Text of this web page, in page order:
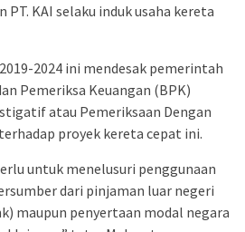
KAI selaku induk usaha kereta
2024 ini mendesak pemerintah
Pemeriksa Keuangan (BPK)
atau Pemeriksaan Dengan
proyek kereta cepat ini.
untuk menelusuri penggunaan
dari pinjaman luar negeri
maupun penyertaan modal negara